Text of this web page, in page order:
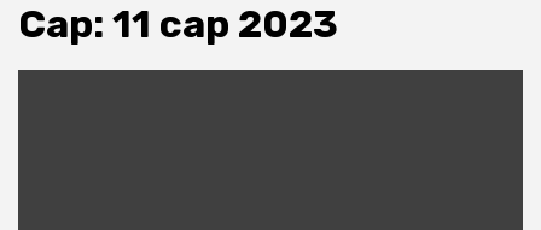
Сар: 11 сар 2023